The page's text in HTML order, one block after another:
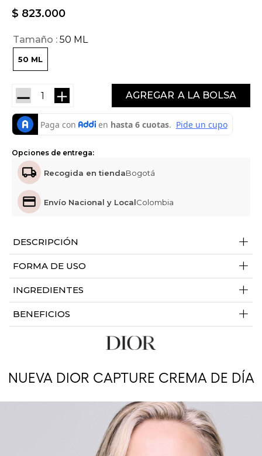
$ 823.000
Tamaño 50 ML
50 ML
＋
－ AGREGAR
Opciones de entrega:
Recogida en tiendaBogotá
Envío Nacional y LocalColombia
DESCRIPCIÓN +
FORMA DE USO +
INGREDIENTES +
BENEFICIOS +